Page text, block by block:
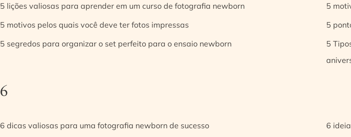
5 lições valiosas para aprender em um curso de fotografia newborn
5
5 motivos pelos quais você deve ter fotos impressas
5
5 segredos para organizar o set perfeito para o ensaio newborn
5
6
6 dicas valiosas para uma fotografia newborn de sucesso
6